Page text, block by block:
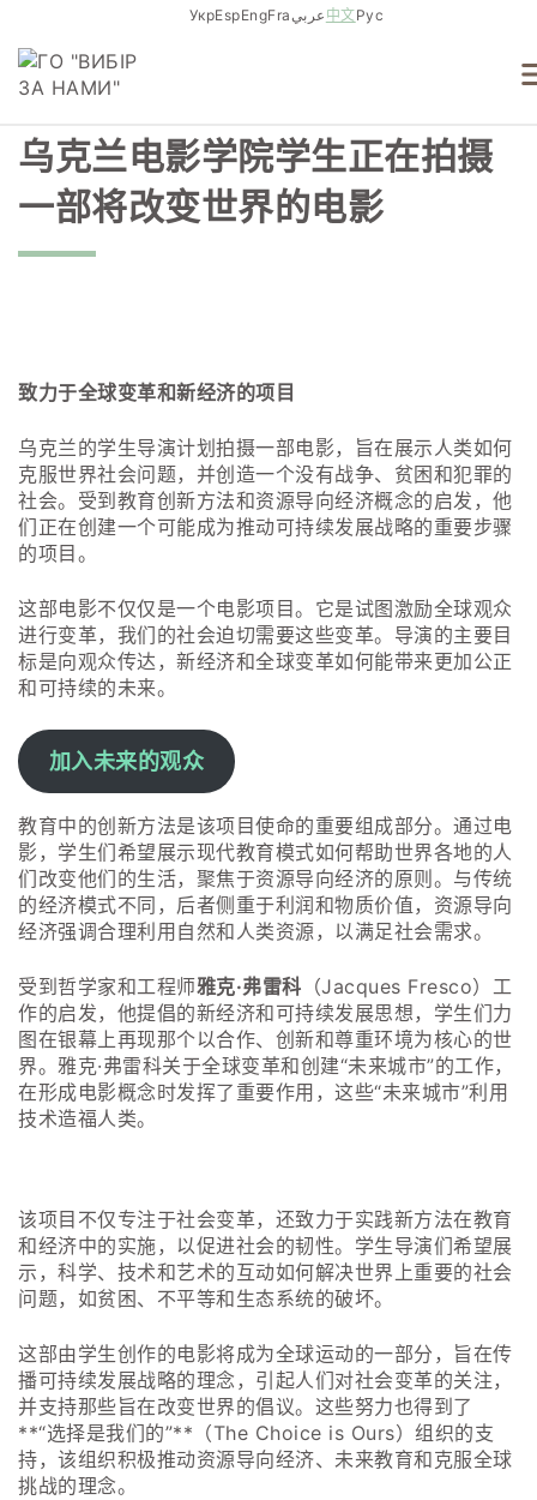
content
УкрEspEngFraعربي 中文Рус
乌克兰电影学院学生正在拍摄
一部将改变世界的电影
致力于全球变革和新经济的项目
乌克兰的学生导演计划拍摄一部电影，旨在展示人类如何
克服世界社会问题，并创造一个没有战争、贫困和犯罪的
社会。受到教育创新方法和资源导向经济概念的启发，他
们正在创建一个可能成为推动可持续发展战略的重要步骤
的项目。
这部电影不仅仅是一个电影项目。它是试图激励全球观众
进行变革，我们的社会迫切需要这些变革。导演的主要目
标是向观众传达，新经济和全球变革如何能带来更加公正
和可持续的未来。
加入未来的观众
教育中的创新方法是该项目使命的重要组成部分。通过电
影，学生们希望展示现代教育模式如何帮助世界各地的人
们改变他们的生活，聚焦于资源导向经济的原则。与传统
的经济模式不同，后者侧重于利润和物质价值，资源导向
经济强调合理利用自然和人类资源，以满足社会需求。
受到哲学家和工程师雅克·弗雷科 （Jacques Fresco）工
作的启发，他提倡的新经济和可持续发展思想，学生们力
图在银幕上再现那个以合作、创新和尊重环境为核心的世
界。雅克·弗雷科关于全球变革和创建“未来城市”的工作，
在形成电影概念时发挥了重要作用，这些“未来城市”利用
技术造福人类。
该项目不仅专注于社会变革，还致力于实践新方法在教育
和经济中的实施，以促进社会的韧性。学生导演们希望展
示，科学、技术和艺术的互动如何解决世界上重要的社会
问题，如贫困、不平等和生态系统的破坏。
这部由学生创作的电影将成为全球运动的一部分，旨在传
播可持续发展战略的理念，引起人们对社会变革的关注，
并支持那些旨在改变世界的倡议。这些努力也得到了
**“选择是我们的”**（The Choice is Ours）组织的支
持，该组织积极推动资源导向经济、未来教育和克服全球
挑战的理念。